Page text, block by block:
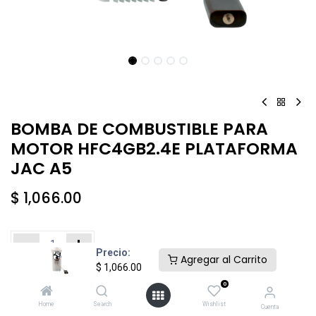
Precio:
$ 1,066.00
Agregar al Carrito
Home Search
0
Wishlist Cuenta
BOMBA DE COMBUSTIBLE PARA
MOTOR HFC4GB2.4E PLATAFORMA
JAC A5
$ 1,066.00
Añadir al carrito Comprar ahora
Agregar a la lista de deseos